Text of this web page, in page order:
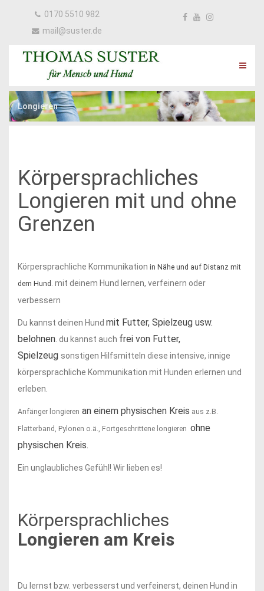
0170 5510 982
mail@suster.de
Longieren
Körpersprachliches
Longieren mit und ohne
Grenzen
Körpersprachliche Kommunikation in Nähe und auf Distanz mit
dem Hund . mit deinem Hund lernen, verfeinern oder
verbessern
Du kannst deinen Hund mit Futter, Spielzeug usw.
belohnen . du kannst auch frei von Futter,
Spielzeug sonstigen Hilfsmitteln diese intensive, innige
körpersprachliche Kommunikation mit Hunden erlernen und
erleben.
Anfänger longieren an einem physischen Kreis aus z.B.
Flatterband, Pylonen o.ä., Fortgeschrittene longieren ohne
physischen Kreis.
Ein unglaubliches Gefühl! Wir lieben es!
Körpersprachliches
Longieren am Kreis
Du lernst bzw. verbesserst und verfeinerst, deinen Hund in